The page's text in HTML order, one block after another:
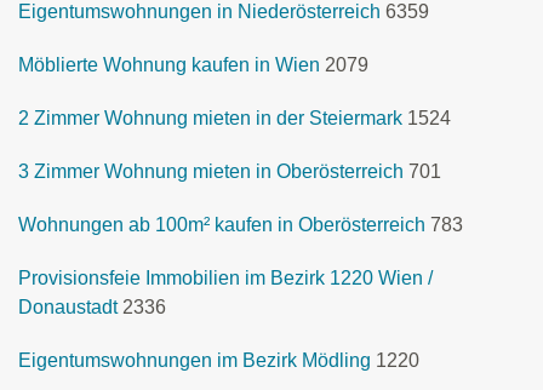
Eigentumswohnungen in Niederösterreich 6359
Möblierte Wohnung kaufen in Wien 2079
2 Zimmer Wohnung mieten in der Steiermark 1524
3 Zimmer Wohnung mieten in Oberösterreich 701
Wohnungen ab 100m² kaufen in Oberösterreich 783
Provisionsfeie Immobilien im Bezirk 1220 Wien /
Donaustadt 2336
Eigentumswohnungen im Bezirk Mödling 1220